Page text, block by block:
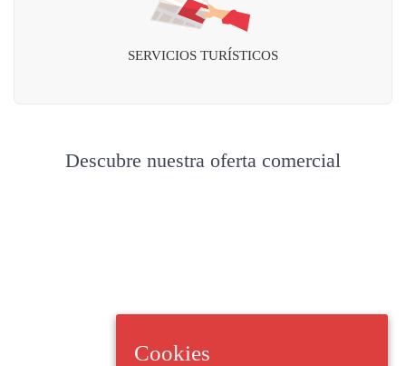
SERVICIOS TURÍSTICOS
Descubre nuestra oferta comercial
Cookies